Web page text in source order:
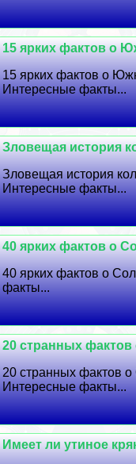
15 ярких фактов о
15 ярких фактов о
Интересные факты...
Зловещая история
Зловещая история
Интересные факты...
40 ярких фактов о
40 ярких фактов о
факты...
20 странных
20 странных фактов
Интересные факты...
Имеет ли утиное